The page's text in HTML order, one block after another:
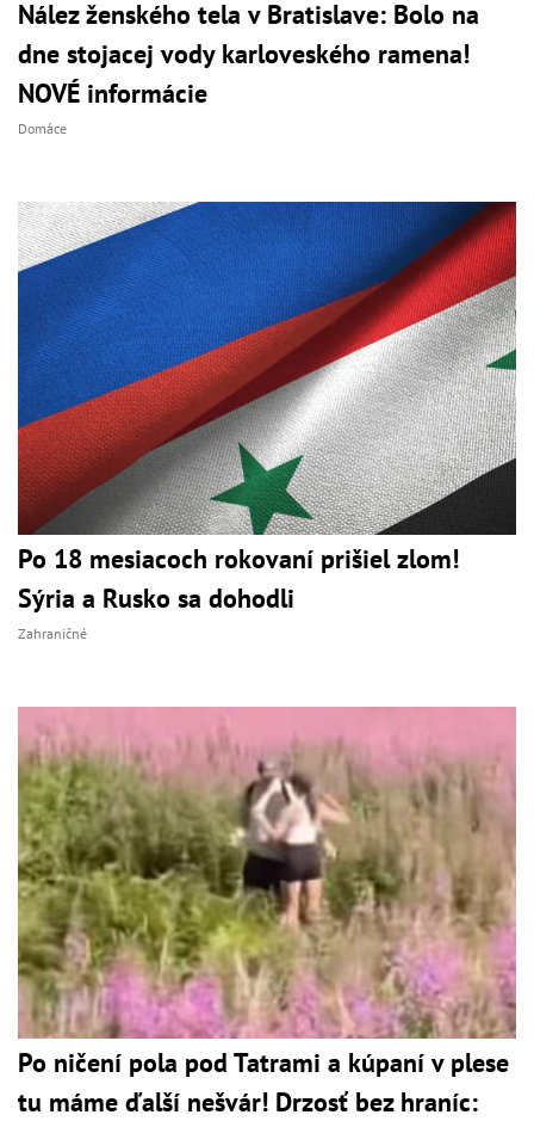
Nález ženského tela v Bratislave: Bolo na
dne stojacej vody karloveského ramena!
NOVÉ informácie
Domáce
Po 18 mesiacoch rokovaní prišiel zlom!
Sýria a Rusko sa dohodli
Zahraničné
Po ničení pola pod Tatrami a kúpaní v plese
tu máme ďalší nešvár! Drzosť bez hraníc: